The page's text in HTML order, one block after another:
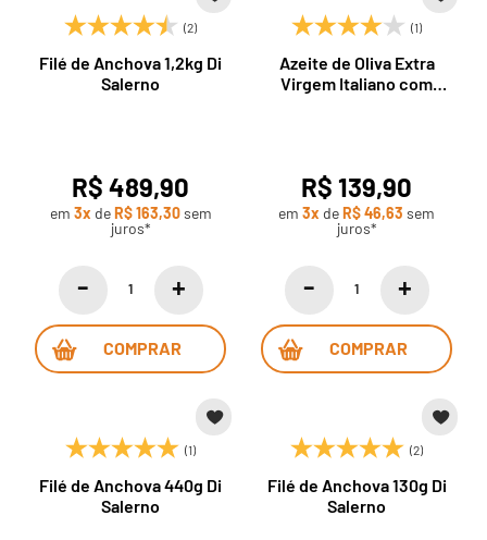
(2)
Filé de Anchova 1,2kg Di
Salerno
R$ 489,90
em 3x deR$ 163,30sem
juros*
COMPRAR
(1)
Azeite de Oliva Extra
Virgem Italiano com
R$ 139,90
em 3x deR$ 46,63 sem
juros*
COMPRAR
(1)
Filé de Anchova 440g Di
Salerno
(2)
Filé de Anchova 130g Di
Salerno